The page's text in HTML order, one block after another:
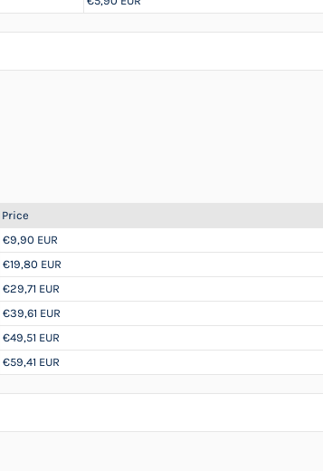
Price
€9,90 EUR
€19,80 EUR
€29,71 EUR
€39,61 EUR
€49,51 EUR
€59,41 EUR